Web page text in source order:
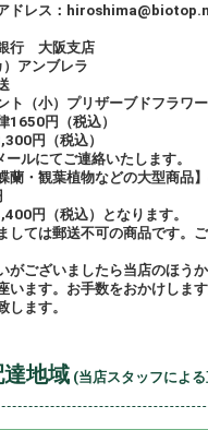
ドレス：
銀行 大阪支店
アンブレラ
ト（小）プリザーブドフラワ
1650円（税込）
円（税込）
ルにてご連絡いたします。
蘭・観葉植物などの大型商品
円（税込）となります。
しては郵送不可の商品です。
がございましたら当店のほう
います。お手数をおかけしま
します。
地域 (当店スタッフによ